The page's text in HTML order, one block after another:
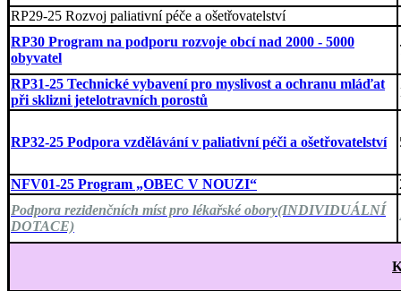
RP29-25 Rozvoj paliativní péče a ošetřovatelství
RP30 Program na podporu rozvoje obcí nad 2000 - 5000
obyvatel
RP31-25 Technické vybavení pro myslivost a ochranu mláďat
při sklizni jetelotravních porostů
RP32-25 Podpora vzdělávání v paliativní péči a ošetřovatelství
NFV01-25 Program „OBEC V NOUZI“
Podpora rezidenčních míst pro lékařské obory(INDIVIDUÁLNÍ
DOTACE)